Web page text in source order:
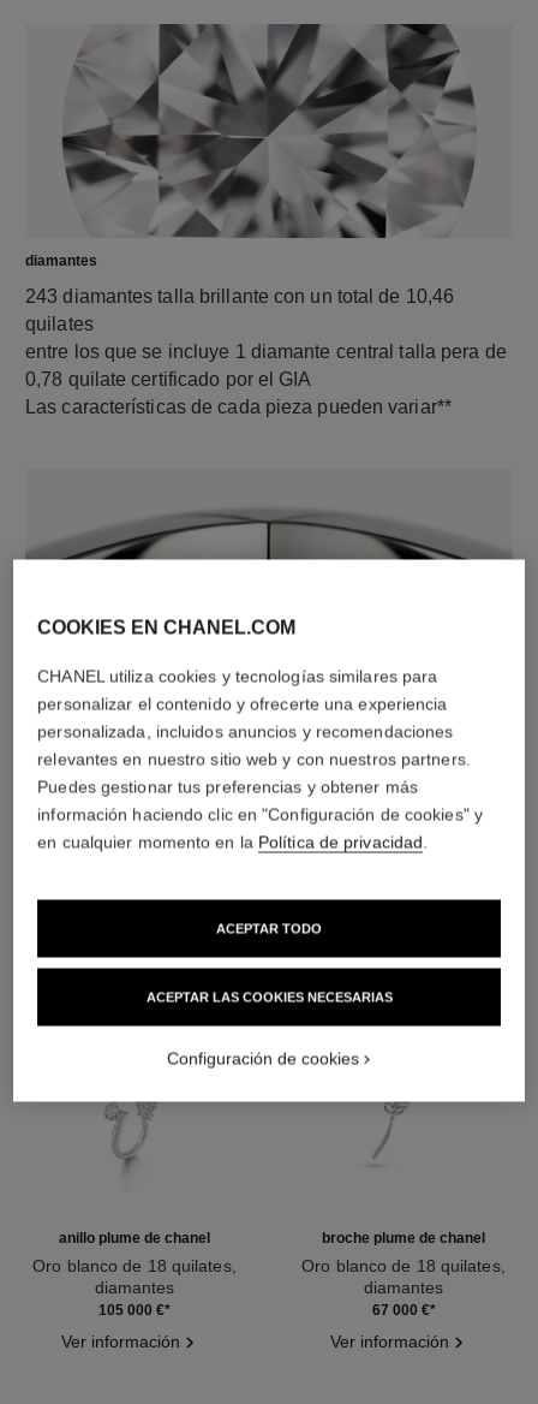
diamantes
243 diamantes talla brillante con un total de 10,46
quilates
entre los que se incluye 1 diamante central talla pera de
0,78 quilate certificado por el GIA
Las características de cada pieza pueden variar**
material
Oro blanco de 18 quilates
DESCUBRA TAMBIÉN
anillo plume de chanel
Oro blanco de 18 quilates,
diamantes
Ref. J65681105 000 €*
Ver información
broche plume de chanel
Oro blanco de 18 quilates,
diamantes
Ref. J1078567 000 €*
Ver información
COOKIES EN CHANEL.COM
CHANEL utiliza cookies y tecnologías similares para
personalizar el contenido y ofrecerte una experiencia
personalizada, incluidos anuncios y recomendaciones
relevantes en nuestro sitio web y con nuestros partners.
Puedes gestionar tus preferencias y obtener más
información haciendo clic en "Configuración de cookies" y
en cualquier momento en la Política de privacidad
ACEPTAR LAS COOKIES NECESARIAS
ACEPTAR TODO
Configuración de cookies